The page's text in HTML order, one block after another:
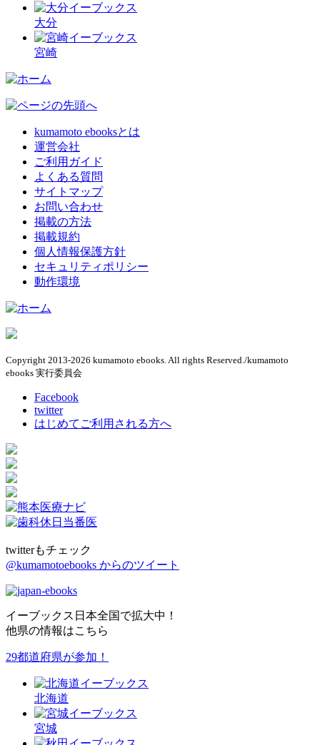
大分
宮崎
kumamoto ebooksとは
運営会社
ご利用ガイド
よくある質問
サイトマップ
お問い合わせ
掲載の方法
掲載規約
個人情報保護方針
セキュリティポリシー
動作環境
Copyright 2013-2026 kumamoto ebooks. All rights Reserved./kumamoto
ebooks 実行委員会
Facebook
twitter
はじめてご利用される方へ
twitterもチェック
@kumamotoebooks からのツイート
イーブックス日本全国で拡大中！
他県の情報はこちら
29都道府県が参加！
北海道
宮城